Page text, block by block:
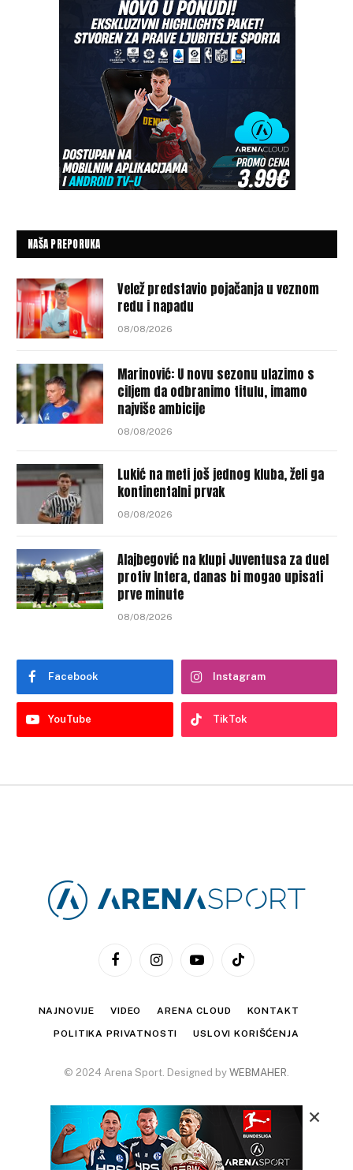
NAŠA PREPORUKA
Velež predstavio pojačanja u veznom
redu i napadu
08/08/2026
Marinović: U novu sezonu ulazimo s
ciljem da odbranimo titulu, imamo
najviše ambicije
08/08/2026
Lukić na meti još jednog kluba, želi ga
kontinentalni prvak
08/08/2026
Alajbegović na klupi Juventusa za duel
protiv Intera, danas bi mogao upisati
prve minute
08/08/2026
Facebook Instagram
YouTube TikTok
FacebookInstagramYouTubeTikTok
NAJNOVIJE VIDEO ARENA CLOUD KONTAKT
POLITIKA PRIVATNOSTI USLOVI KORIŠĆENJA
© 2024 Arena Sport. Designed by WEBMAHER
×